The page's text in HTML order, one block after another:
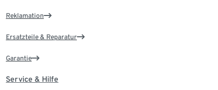
Reklamation
Ersatzteile & Reparatur
Garantie
Service & Hilfe